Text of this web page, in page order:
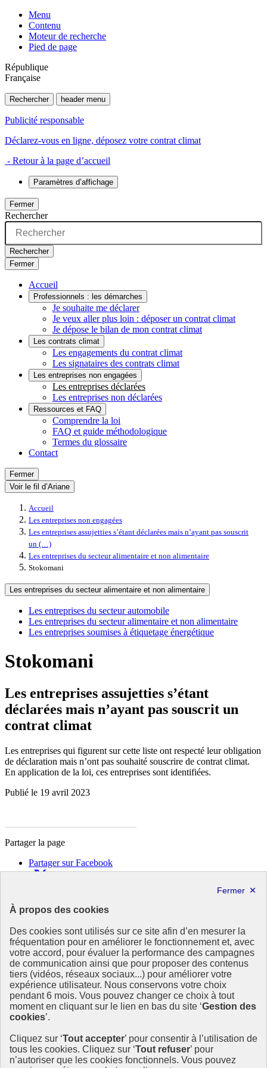
Menu
Contenu
Moteur de recherche
Pied de page
République
Française
Rechercher header menu
Publicité responsable
Déclarez-vous en ligne, déposez votre contrat climat
- Retour à la page d’accueil
Paramètres d’affichage
Fermer
Rechercher
Rechercher
Fermer
Accueil
Professionnels : les démarches
Je souhaite me déclarer
Je veux aller plus loin : déposer un contrat climat
Je dépose le bilan de mon contrat climat
Les contrats climat
Les engagements du contrat climat
Les signataires des contrats climat
Les entreprises non engagées
Les entreprises déclarées
Les entreprises non déclarées
Ressources et FAQ
Comprendre la loi
FAQ et guide méthodologique
Termes du glossaire
Contact
Fermer
Voir le fil d’Ariane
Accueil
Les entreprises non engagées
Les entreprises assujetties s’étant déclarées mais n’ayant pas souscrit
un (…)
Les entreprises du secteur alimentaire et non alimentaire
Stokomani
Les entreprises du secteur alimentaire et non alimentaire
Les entreprises du secteur automobile
Les entreprises du secteur alimentaire et non alimentaire
Les entreprises soumises à étiquetage énergétique
Stokomani
Les entreprises assujetties s’étant
déclarées mais n’ayant pas souscrit un
contrat climat
Les entreprises qui figurent sur cette liste ont respecté leur obligation
de déclaration mais n’ont pas souhaité souscrire de contrat climat.
En application de la loi, ces entreprises sont identifiées.
Publié le 19 avril 2023
Partager la page
Partager sur Facebook
Copier dans le presse-papier
République
Française
Le portail est conçu pour être le point d'accès national à la
déclaration et au dépôt des contrats climat communications
commerciales et transition écologique. Il s'agit d'un site
gouvernemental, produit par le Commissariat général au
développement durable (CGDD), direction du ministère de la
info.gouv.fr- ouvre une nouvelle fenêtre
service-public.fr- ouvre une nouvelle fenêtre
À propos des cookies
Des cookies sont utilisés sur ce site afin d’en mesurer la
fréquentation pour en améliorer le fonctionnement et, avec
votre accord, pour évaluer la performance des campagnes
de communication ainsi que pour proposer des contenus
tiers (vidéos, réseaux sociaux...) pour améliorer votre
expérience utilisateur. Nous conservons votre choix
pendant 6 mois. Vous pouvez changer ce choix à tout
moment en cliquant sur le lien en bas du site ‘Gestion des
cookies’.
Cliquez sur ‘Tout accepter’ pour consentir à l’utilisation de
tous les cookies. Cliquez sur ‘Tout refuser’ pour
n’autoriser que les cookies fonctionnels. Vous pouvez